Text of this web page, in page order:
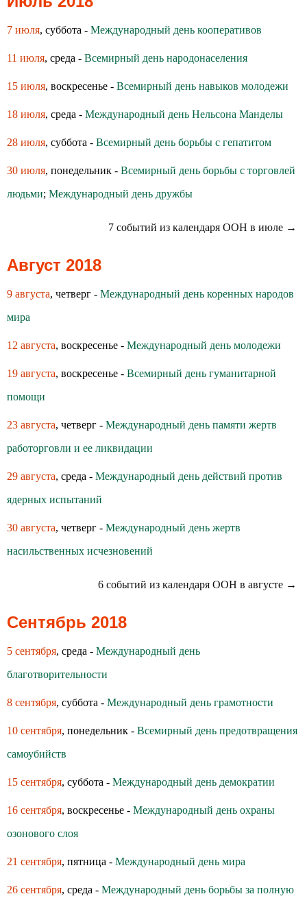
7 июля, суббота - Международный день кооперативов
11 июля, среда - Всемирный день народонаселения
15 июля, воскресенье - Всемирный день навыков молодежи
18 июля, среда - Международный день Нельсона Манделы
28 июля, суббота - Всемирный день борьбы с гепатитом
30 июля, понедельник - Всемирный день борьбы с торговлей
людьми; Международный день дружбы
7 событий из календаря ООН в июле →
Август 2018
9 августа, четверг - Международный день коренных народов
мира
12 августа, воскресенье - Международный день молодежи
19 августа, воскресенье - Всемирный день гуманитарной
помощи
23 августа, четверг - Международный день памяти жертв
работорговли и ее ликвидации
29 августа, среда - Международный день действий против
ядерных испытаний
30 августа, четверг - Международный день жертв
насильственных исчезновений
6 событий из календаря ООН в августе →
Сентябрь 2018
5 сентября, среда - Международный день
благотворительности
8 сентября, суббота - Международный день грамотности
10 сентября, понедельник - Всемирный день предотвращения
самоубийств
15 сентября, суббота - Международный день демократии
16 сентября, воскресенье - Международный день охраны
озонового слоя
21 сентября, пятница - Международный день мира
26 сентября, среда - Международный день борьбы за полную